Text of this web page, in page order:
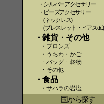
・シルバーアクセサリー
・ビーズアクセサリー
(ネックレス)
(ブレスレット・ピアスetc.)
・雑貨・その他
・ブロンズ
・うちわ・かご
・バッグ・袋物
・その他
・食品
・サハラの岩塩
国から探す〇